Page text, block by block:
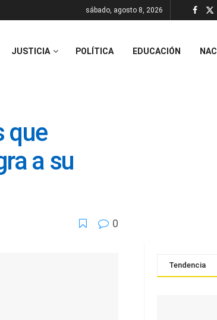
sábado, agosto 8, 2026
JUSTICIA POLÍTICA EDUCACIÓN
que
a su
0
Tendencia